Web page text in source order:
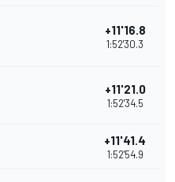
+11'16.8
1:52'30.3
+11'21.0
1:52'34.5
+11'41.4
1:52'54.9